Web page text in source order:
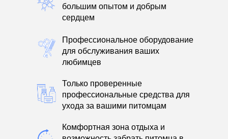
большим опытом и добрым
сердцем
Профессиональное оборудование
для обслуживания ваших
любимцев
Только проверенные
профессиональные средства для
ухода за вашими питомцам
Комфортная зона отдыха и